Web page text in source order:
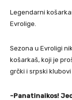
Legendarni
Evrolige.
Sezona u Evroligi
košarkaš, koji je
grčki i srpski
-Panatinaikos!